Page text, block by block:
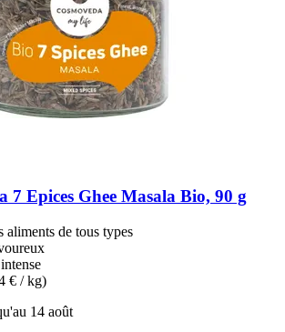
7 Epices Ghee Masala Bio, 90 g
aliments de tous types
€ / kg)
14 août